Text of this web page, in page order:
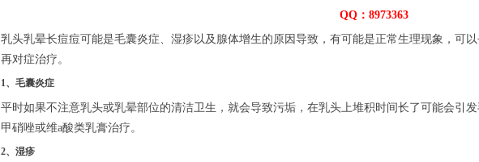
QQ：8973363
乳头乳晕长痘痘可能是毛囊炎症、湿疹以及腺体增生的原因导致，有可能是正常生理现象，可
再对症治疗。
1、毛囊炎症
平时如果不注意乳头或乳晕部位的清洁卫生，就会导致污垢，在乳头上堆积时间长了可能会引
甲硝唑或维a酸类乳膏治疗。
2、湿疹